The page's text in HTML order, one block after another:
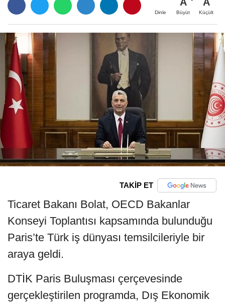
Dinle Büyüt Küçült
TAKİP ET
Ticaret Bakanı Bolat, OECD Bakanlar
Konseyi Toplantısı kapsamında bulunduğu
Paris’te Türk iş dünyası temsilcileriyle bir
araya geldi.
DTİK Paris Buluşması çerçevesinde
gerçekleştirilen programda, Dış Ekonomik